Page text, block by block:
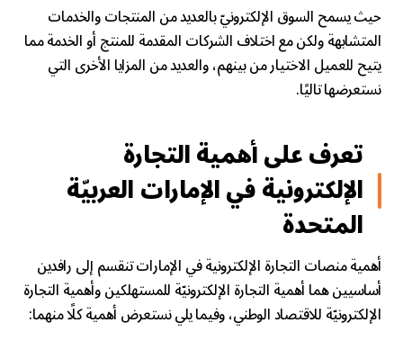
حيث يسمح السوق الإلكترونيّ بالعديد من المنتجات والخدمات
المتشابهة ولكن مع اختلاف الشركات المقدمة للمنتج أو الخدمة مما
يتيح للعميل الاختيار من بينهم، والعديد من المزايا الأخرى التي
نستعرضها تاليًا.
تعرف على أهميةالتجارة
الإلكترونية في الإماراتالعربيّة
المتحدة
أهمية منصات التجارة الإلكترونية في الإمارات تنقسم إلى رافدين
أساسيين هما أهمية التجارة الإلكترونيّة للمستهلكين وأهمية التجارة
الإلكترونيّة للاقتصاد الوطني، وفيما يلي نستعرض أهمية كلًا منهما: